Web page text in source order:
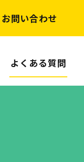
お問い合わせ
よくある質問